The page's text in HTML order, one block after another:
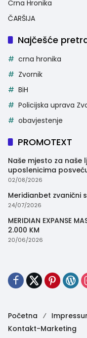
Crna Hronika
ČARŠIJA
Najčešće
crna hronika
Zvornik
BiH
Policijska uprava
obavjestenje
PROMOTEXT
Naše mjesto za naše
uposlenicima
trenutak
02/08/2026
Meridianbet zvanični
24/07/2026
MERIDIAN EXPANSE
2.000 KM
20/06/2026
Početna
Kontakt-Marketing